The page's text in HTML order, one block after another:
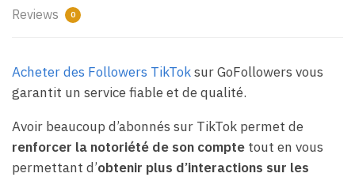
Reviews 0
Acheter des Followers TikToksur GoFollowers vous
garantit un service fiable et de qualité.
Avoir beaucoup d’abonnés sur TikTok permet de
renforcer la notoriété de son compte tout en vous
permettant d’obtenir plus d’interactions sur les